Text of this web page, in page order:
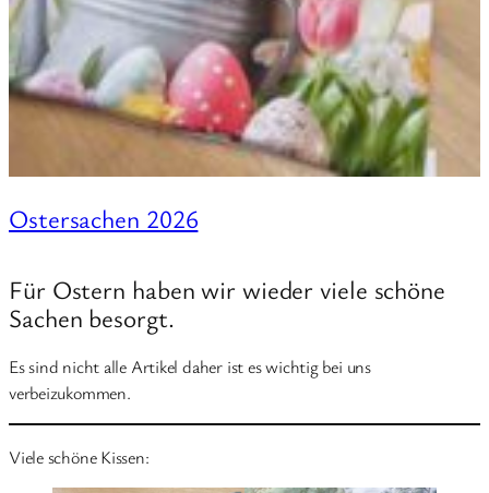
Ostersachen 2026
Für Ostern haben wir wieder viele schöne
Sachen besorgt.
Es sind nicht alle Artikel daher ist es wichtig bei uns
verbeizukommen.
Viele schöne Kissen: